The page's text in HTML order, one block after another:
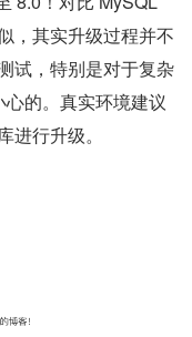
，其实升级过程并不
试，特别是对于复杂
的。真实环境建议
行升级。